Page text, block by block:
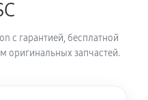
60 минут
MF655Cdw
с гарантией, бесплатной
оригинальных запчастей.